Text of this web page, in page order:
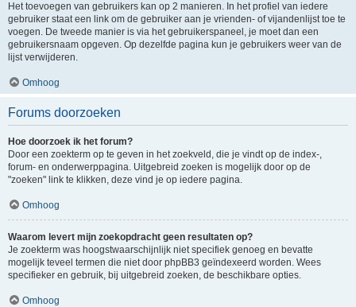
Het toevoegen van gebruikers kan op 2 manieren. In het profiel van iedere
gebruiker staat een link om de gebruiker aan je vrienden- of vijandenlijst toe te
voegen. De tweede manier is via het gebruikerspaneel, je moet dan een
gebruikersnaam opgeven. Op dezelfde pagina kun je gebruikers weer van de
lijst verwijderen.
Omhoog
Forums doorzoeken
Hoe doorzoek ik het forum?
Door een zoekterm op te geven in het zoekveld, die je vindt op de index-,
forum- en onderwerppagina. Uitgebreid zoeken is mogelijk door op de
"zoeken" link te klikken, deze vind je op iedere pagina.
Omhoog
Waarom levert mijn zoekopdracht geen resultaten op?
Je zoekterm was hoogstwaarschijnlijk niet specifiek genoeg en bevatte
mogelijk teveel termen die niet door phpBB3 geïndexeerd worden. Wees
specifieker en gebruik, bij uitgebreid zoeken, de beschikbare opties.
Omhoog